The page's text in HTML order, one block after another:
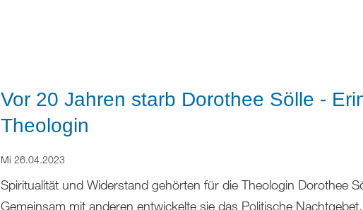
Vor 20 Jahren starb Dorothee Sölle -
Theologin
Mi 26.04.2023
Spiritualität und Widerstand gehörten für die Theologin Dorothee
Gemeinsam mit anderen entwickelte sie das Politische